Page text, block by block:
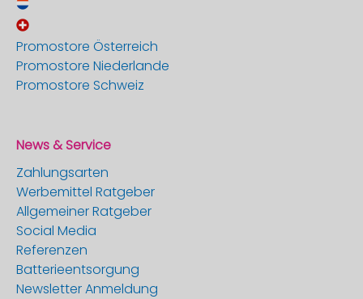
Promostore Österreich
Promostore Niederlande
Promostore Schweiz
News & Service
Zahlungsarten
Werbemittel Ratgeber
Allgemeiner Ratgeber
Social Media
Referenzen
Batterieentsorgung
Newsletter Anmeldung